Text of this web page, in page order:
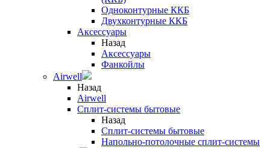
Одноконтурные ККБ
Двухконтурные ККБ
Аксессуары
Назад
Аксессуары
Фанкойлы
Airwell
Назад
Airwell
Сплит-системы бытовые
Назад
Сплит-системы бытовые
Напольно-потолочные сплит-системы